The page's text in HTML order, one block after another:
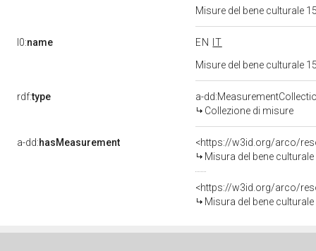
Misure del bene culturale
l0:name EN
IT
Misure del bene culturale
rdf:type
a-
Collezione di misure
a-dd:hasMeasurement
<https://w3id.org/arco/
Misura del bene
<https://w3id.org/arco/
Misura del bene